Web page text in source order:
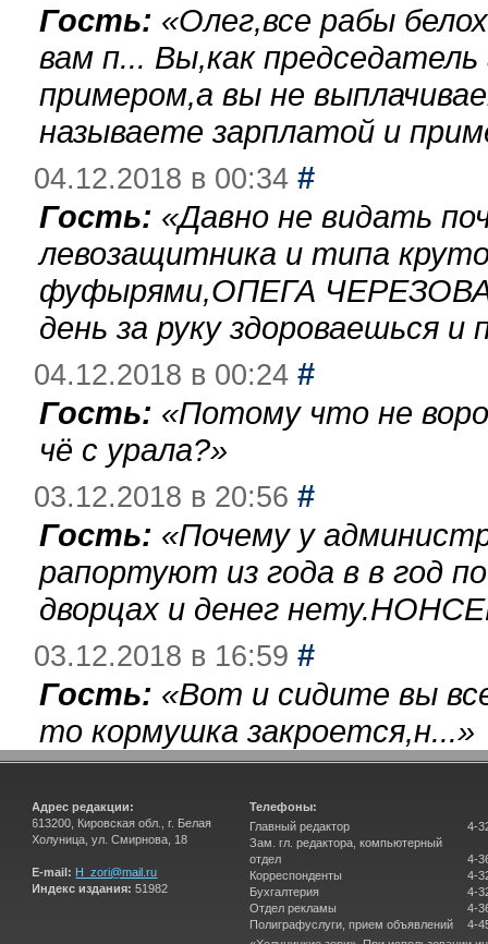
Гость: «Олег,все рабы
вам п... Вы,как
примером,а вы не
называете зарплатой и
04.12.2018 в 00:34 #
Гость: «Давно не видать
левозащитника и типа
фуфырями,ОПЕГА
день за руку здороваешься
04.12.2018 в 00:24 #
Гость: «Потому что не
чё с урала?»
03.12.2018 в 20:56 #
Гость: «Почему у
рапортуют из года в в год
дворцах и денег
03.12.2018 в 16:59 #
Гость: «Вот и сидите вы
то кормушка закроется,н...»
Адрес редакции:
613200, Кировская обл., г. Белая
Холуница, ул. Смирнова, 18
E-mail: H_zori@mail.ru
Индекс издания: 51982
Телефоны:
Главный редактор
Зам. гл. редактора, компьютерный
отдел
Корреспонденты
Бухгалтерия
Отдел рекламы
Полиграфуслуги, прием объявлений
4-
4-
4-
4-
4-
4-